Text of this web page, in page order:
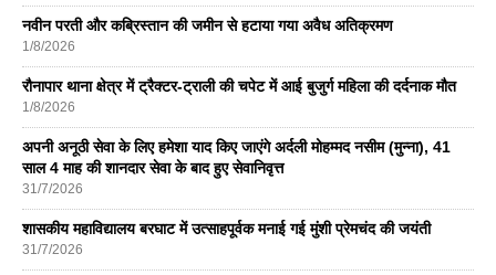
नवीन परती और कब्रिस्तान की जमीन से हटाया गया अवैध अतिक्रमण
1/8/2026
रौनापार थाना क्षेत्र में ट्रैक्टर-ट्राली की चपेट में आई बुजुर्ग महिला की दर्दनाक मौत
1/8/2026
अपनी अनूठी सेवा के लिए हमेशा याद किए जाएंगे अर्दली मोहम्मद नसीम (मुन्ना), 41
साल 4 माह की शानदार सेवा के बाद हुए सेवानिवृत्त
31/7/2026
शासकीय महाविद्यालय बरघाट में उत्साहपूर्वक मनाई गई मुंशी प्रेमचंद की जयंती
31/7/2026